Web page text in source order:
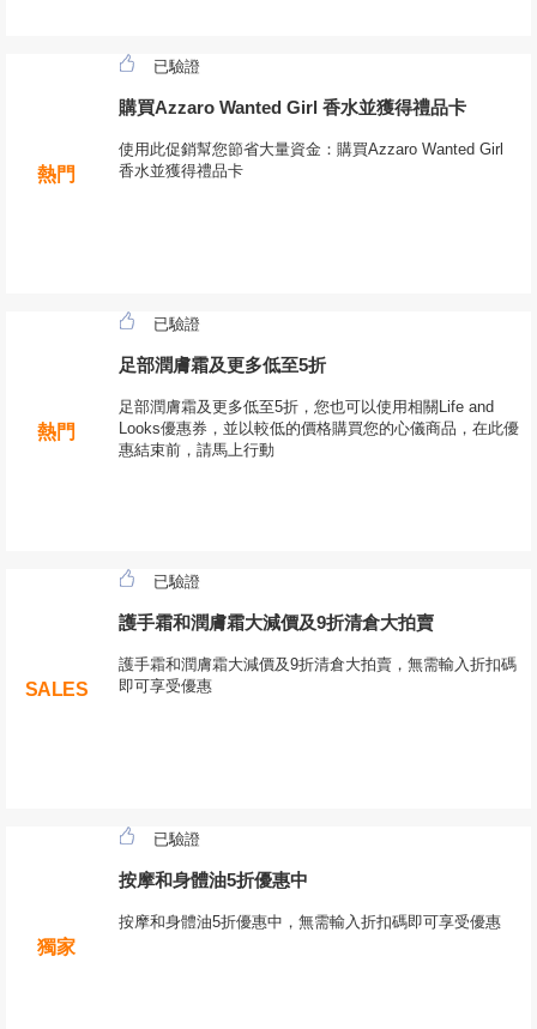
熱門
已驗證
購買Azzaro Wanted Girl 香水並獲得禮品卡
使用此促銷幫您節省大量資金：購買Azzaro Wanted Girl
香水並獲得禮品卡
熱門
已驗證
足部潤膚霜及更多低至5折
足部潤膚霜及更多低至5折，您也可以使用相關Life and
Looks優惠券，並以較低的價格購買您的心儀商品，在此優
惠結束前，請馬上行動
SALES
已驗證
護手霜和潤膚霜大減價及9折清倉大拍賣
護手霜和潤膚霜大減價及9折清倉大拍賣，無需輸入折扣碼
即可享受優惠
獨家
已驗證
按摩和身體油5折優惠中
按摩和身體油5折優惠中，無需輸入折扣碼即可享受優惠